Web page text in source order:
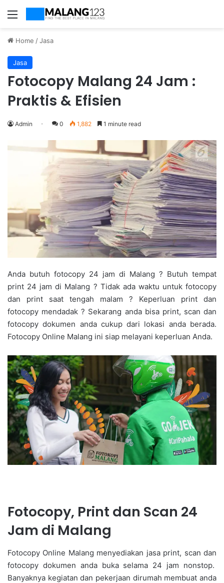
Home /Jasa
Jasa
Fotocopy Malang 24 Jam :
Praktis & Efisien
Admin 0 1,882 1 minute read
Anda butuh fotocopy 24 jam di Malang ? Butuh tempat
print 24 jam di Malang ? Tidak ada waktu untuk fotocopy
dan print saat tengah malam ? Keperluan print dan
fotocopy mendadak ? Sekarang anda bisa print, scan dan
fotocopy dokumen anda cukup dari lokasi anda berada.
Fotocopy Online Malang ini siap melayani keperluan Anda.
Fotocopy, Print dan Scan 24
Jam di Malang
Fotocopy Online Malang menyediakan jasa print, scan dan
fotocopy dokumen anda buka selama 24 jam nonstop.
Banyaknya kegiatan dan pekerjaan dirumah membuat anda